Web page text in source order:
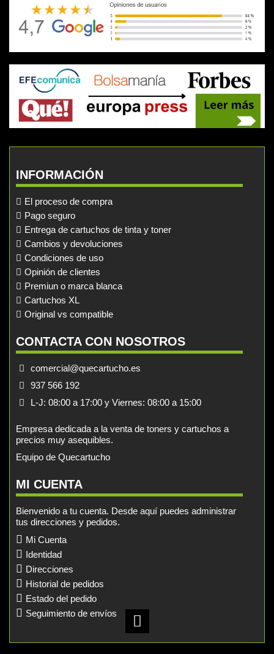
INFORMACIÓN
El proceso de compra
Pago seguro
Entrega de cartuchos de tinta y toner
Cambios y devoluciones
Condiciones de uso
Opinión de clientes
Premiun o marca blanca
Cartuchos XL
Original vs compatible
CONTACTA CON NOSOTROS
comercial@quecartucho.es
937 566 192
L-J: 08:00 a 17:00 y Viernes: 08:00 a 15:00
Empresa dedicada a la venta de toners y cartuchos a
precios muy asequibles.
Equipo de Quecartucho
MI CUENTA
Bienvenido a tu cuenta. Desde aquí puedes administrar
tus direcciones y pedidos.
Mi Cuenta
Identidad
Direcciones
Historial de pedidos
Estado del pedido
Seguimiento de envíos